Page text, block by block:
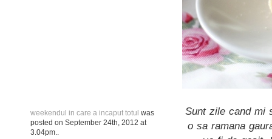
weekendul in care a incaput totul was
posted on September 24th, 2012 at
3.04pm
Sunt zile cand mi
o sa ramana